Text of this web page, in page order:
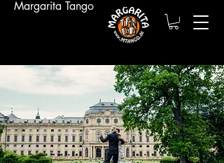
Margarita Tango